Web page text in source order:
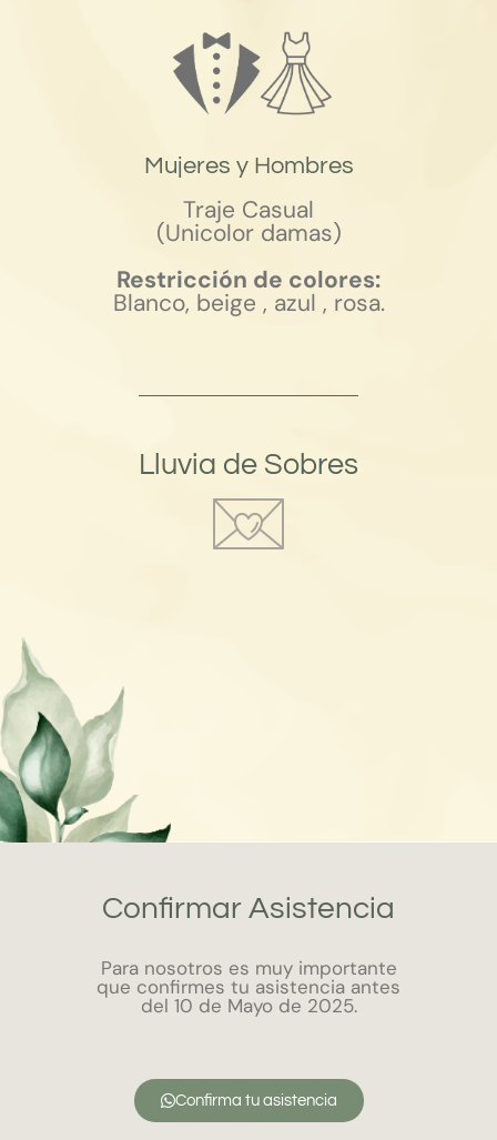
Mujeres y Hombres
Traje Casual
(Unicolor damas)
Restricción de colores:
Blanco, beige , azul , rosa.
Lluvia de Sobres
Confirmar Asistencia
Para nosotros es muy importante
que confirmes tu asistencia antes
del 10 de Mayo de 2025.
Confirma tu asistencia